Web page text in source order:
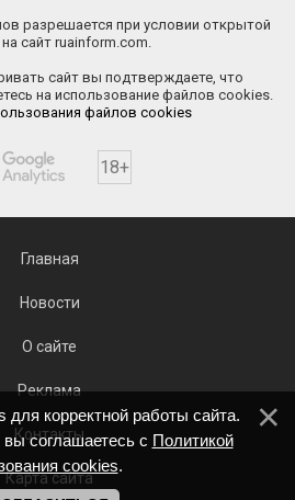
разрешается при условии открытой
сайт ruainform.com.
сайт вы подтверждаете, что
на использование файлов cookies.
файлов cookies
18+
Главная
Новости
О сайте
Реклама
Контакты
Карта сайта
корректной работы сайта.
соглашаетесь с Политикой
cookies.